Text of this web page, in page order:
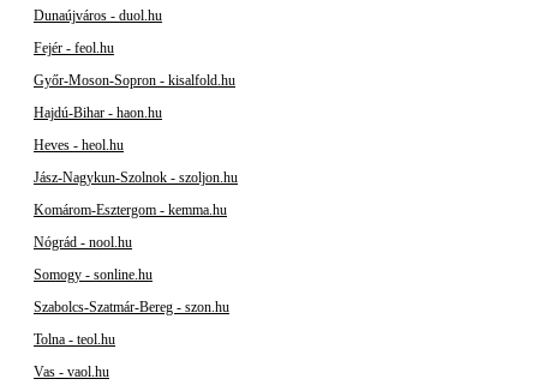
Dunaújváros - duol.hu
Fejér - feol.hu
Győr-Moson-Sopron - kisalfold.hu
Hajdú-Bihar - haon.hu
Heves - heol.hu
Jász-Nagykun-Szolnok - szoljon.hu
Komárom-Esztergom - kemma.hu
Nógrád - nool.hu
Somogy - sonline.hu
Szabolcs-Szatmár-Bereg - szon.hu
Tolna - teol.hu
Vas - vaol.hu